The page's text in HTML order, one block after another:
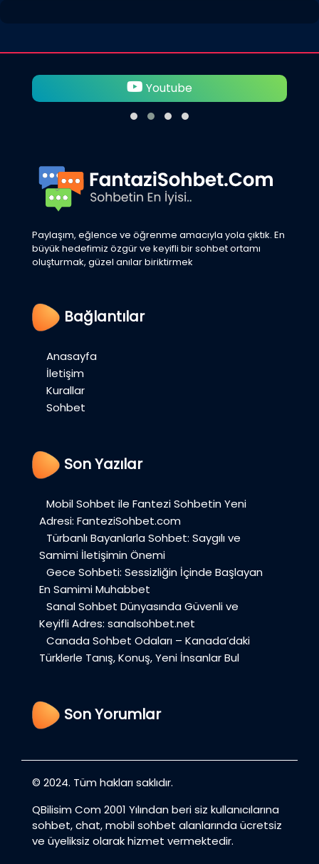
Youtube
Paylaşım, eğlence ve öğrenme amacıyla yola çıktık. En
büyük hedefimiz özgür ve keyifli bir sohbet ortamı
oluşturmak, güzel anılar biriktirmek
Bağlantılar
Anasayfa
İletişim
Kurallar
Sohbet
Son Yazılar
Mobil Sohbet ile Fantezi Sohbetin Yeni
Adresi: FanteziSohbet.com
Türbanlı Bayanlarla Sohbet: Saygılı ve
Samimi İletişimin Önemi
Gece Sohbeti: Sessizliğin İçinde Başlayan
En Samimi Muhabbet
Sanal Sohbet Dünyasında Güvenli ve
Keyifli Adres: sanalsohbet.net
Canada Sohbet Odaları – Kanada’daki
Türklerle Tanış, Konuş, Yeni İnsanlar Bul
Son Yorumlar
© 2024. Tüm hakları saklıdır.
QBilisim Com 2001 Yılından beri siz kullanıcılarına
sohbet, chat, mobil sohbet alanlarında ücretsiz
ve üyeliksiz olarak hizmet vermektedir.